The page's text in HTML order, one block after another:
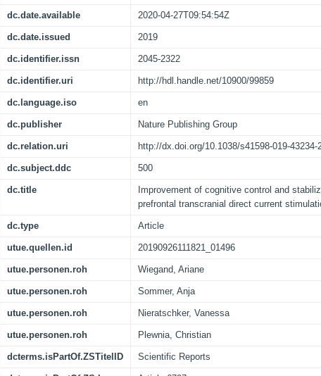
dc.date.available 2020-04-27T09:54:54Z
dc.date.issued 2019
dc.identifier.issn 2045-2322
dc.identifier.uri http://hdl.handle.net/10900/99859
dc.language.iso en
dc.publisher Nature Publishing Group
dc.relation.uri http://dx.doi.org/10.1038/s41598-019-43234-
dc.subject.ddc 500
dc.title
Improvement of cognitive control and
prefrontal transcranial direct current
dc.type Article
utue.quellen.id 20190926111821_01496
utue.personen.roh Wiegand, Ariane
utue.personen.roh Sommer, Anja
utue.personen.roh Nieratschker, Vanessa
utue.personen.roh Plewnia, Christian
dcterms.isPartOf.ZSTitelID Scientific Reports